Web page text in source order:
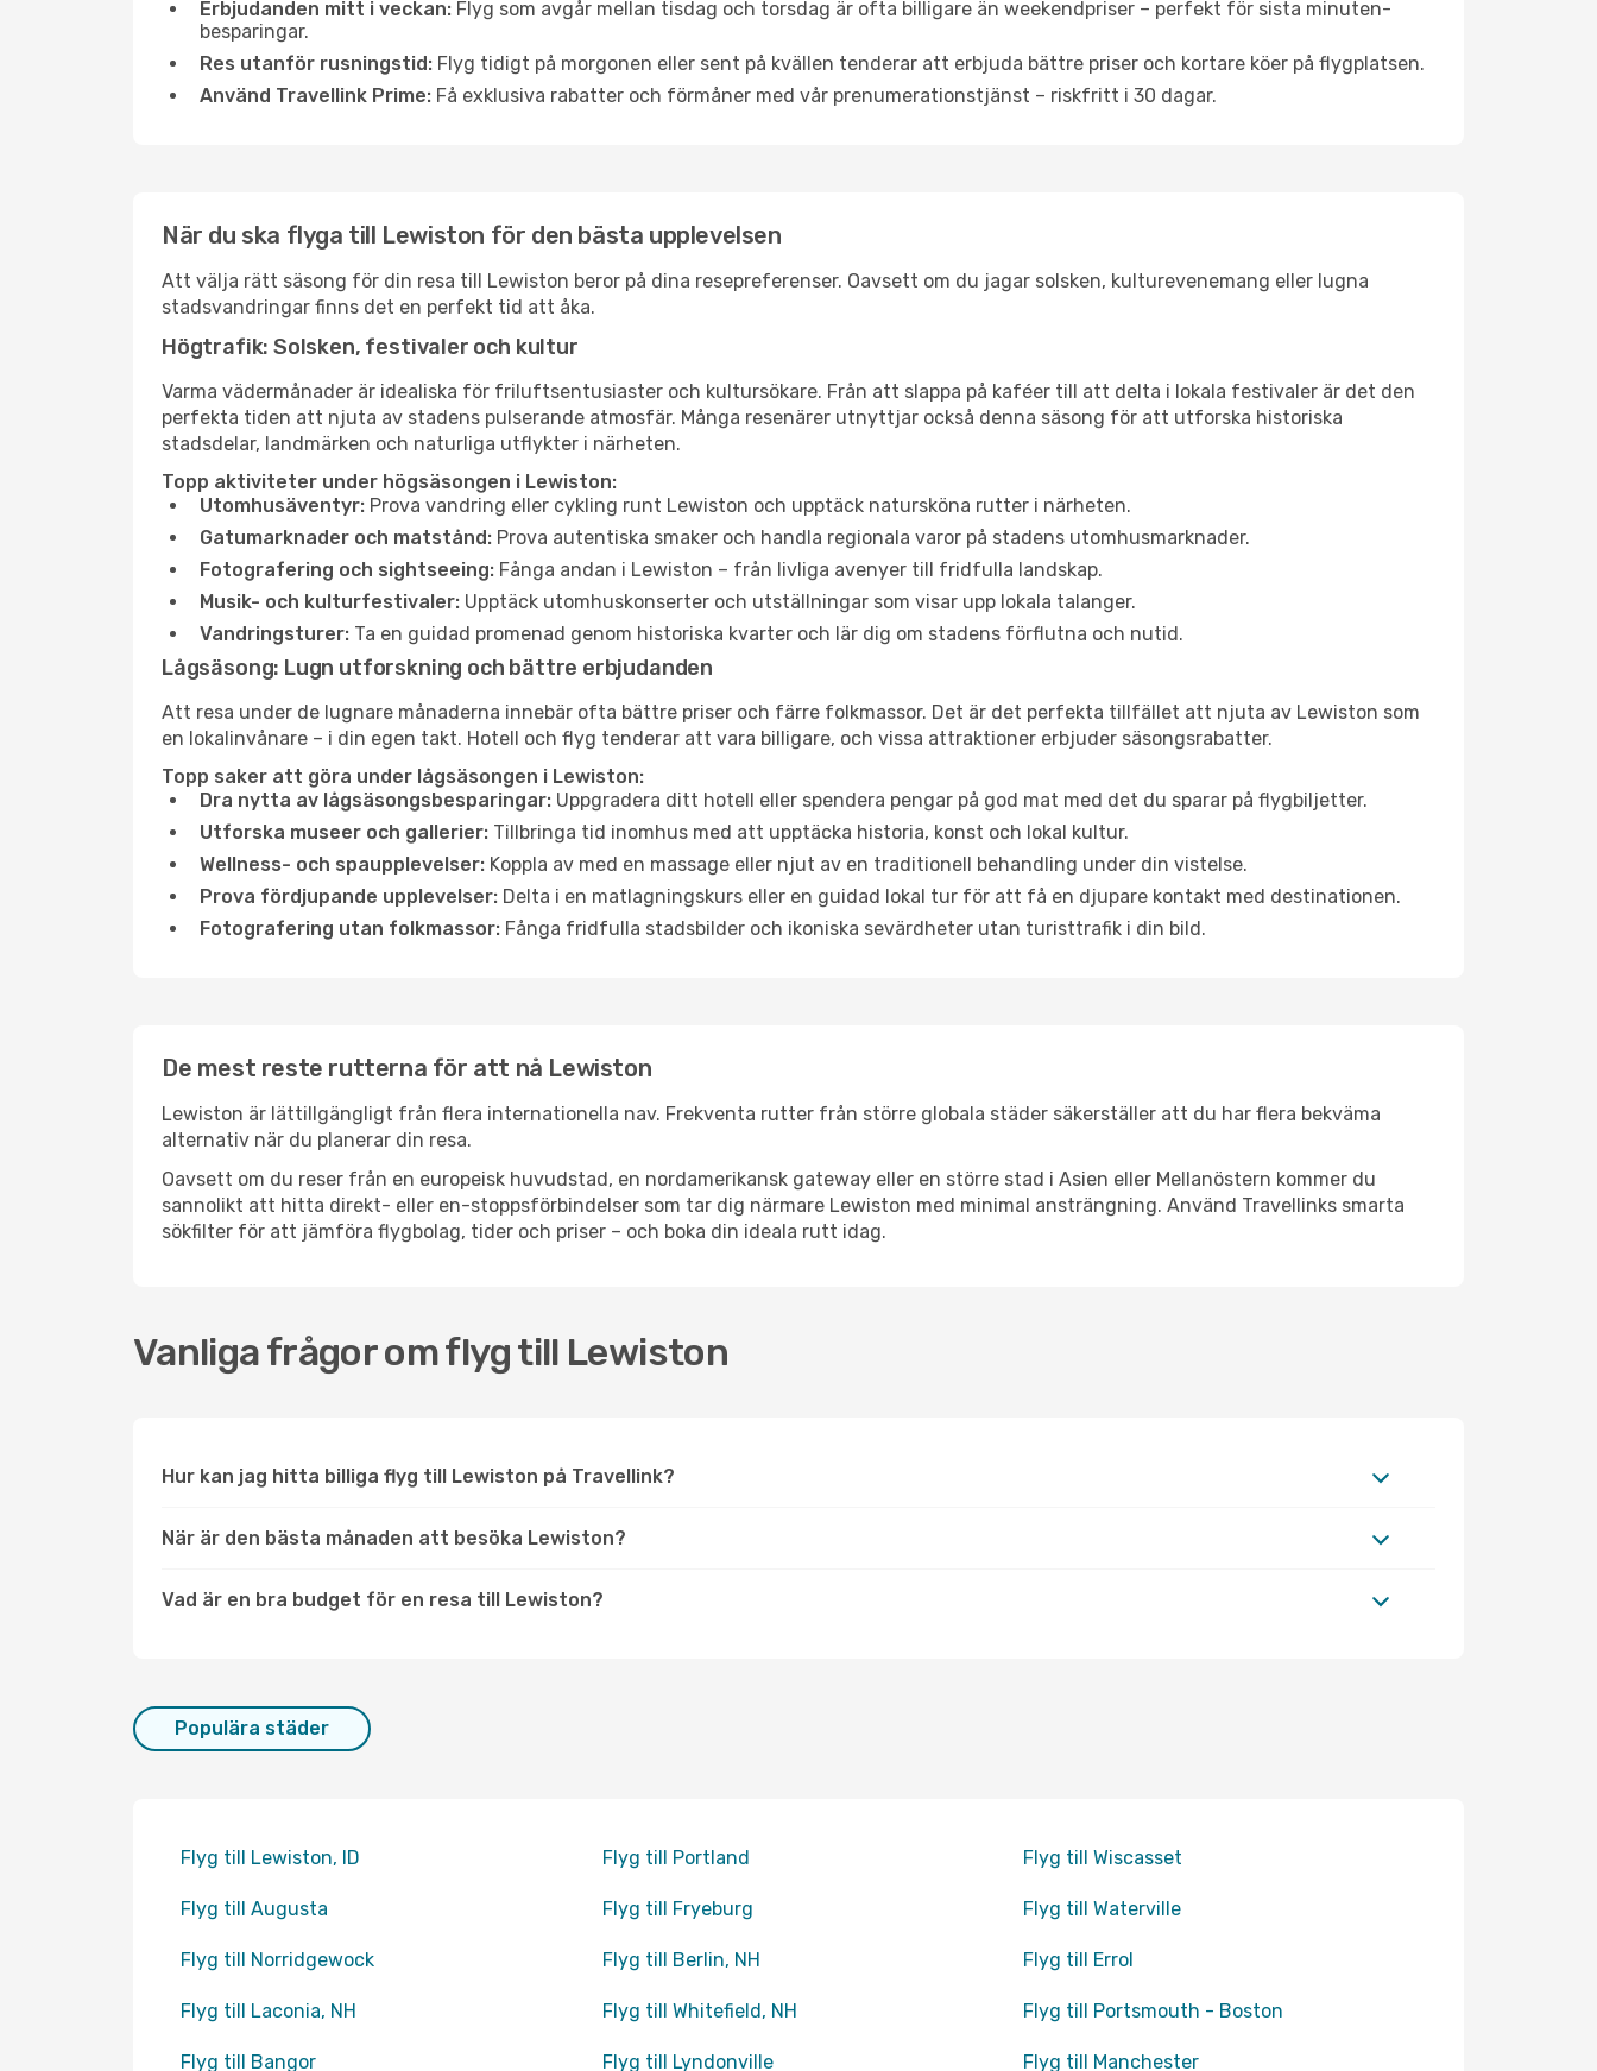
Erbjudanden mitt i veckan: Flyg som avgår mellan tisdag och torsdag är ofta billigare än weekendpriser – perfekt för sista minuten-
besparingar.
Res utanför rusningstid: Flyg tidigt på morgonen eller sent på kvällen tenderar att erbjuda bättre priser och kortare köer på flygplatsen.
Använd Travellink Prime: Få exklusiva rabatter och förmåner med vår prenumerationstjänst – riskfritt i 30 dagar.
När du ska flyga till Lewiston för den bästa upplevelsen
Att välja rätt säsong för din resa till Lewiston beror på dina resepreferenser. Oavsett om du jagar solsken, kulturevenemang eller lugna
stadsvandringar finns det en perfekt tid att åka.
Högtrafik: Solsken, festivaler och kultur
Varma vädermånader är idealiska för friluftsentusiaster och kultursökare. Från att slappa på kaféer till att delta i lokala festivaler är det den
perfekta tiden att njuta av stadens pulserande atmosfär. Många resenärer utnyttjar också denna säsong för att utforska historiska
stadsdelar, landmärken och naturliga utflykter i närheten.
Topp aktiviteter under högsäsongen i Lewiston:
Utomhusäventyr: Prova vandring eller cykling runt Lewiston och upptäck natursköna rutter i närheten.
Gatumarknader och matstånd: Prova autentiska smaker och handla regionala varor på stadens utomhusmarknader.
Fotografering och sightseeing: Fånga andan i Lewiston – från livliga avenyer till fridfulla landskap.
Musik- och kulturfestivaler: Upptäck utomhuskonserter och utställningar som visar upp lokala talanger.
Vandringsturer: Ta en guidad promenad genom historiska kvarter och lär dig om stadens förflutna och nutid.
Lågsäsong: Lugn utforskning och bättre erbjudanden
Att resa under de lugnare månaderna innebär ofta bättre priser och färre folkmassor. Det är det perfekta tillfället att njuta av Lewiston som
en lokalinvånare – i din egen takt. Hotell och flyg tenderar att vara billigare, och vissa attraktioner erbjuder säsongsrabatter.
Topp saker att göra under lågsäsongen i Lewiston:
Dra nytta av lågsäsongsbesparingar: Uppgradera ditt hotell eller spendera pengar på god mat med det du sparar på flygbiljetter.
Utforska museer och gallerier: Tillbringa tid inomhus med att upptäcka historia, konst och lokal kultur.
Wellness- och spaupplevelser: Koppla av med en massage eller njut av en traditionell behandling under din vistelse.
Prova fördjupande upplevelser: Delta i en matlagningskurs eller en guidad lokal tur för att få en djupare kontakt med destinationen.
Fotografering utan folkmassor: Fånga fridfulla stadsbilder och ikoniska sevärdheter utan turisttrafik i din bild.
De mest reste rutterna för att nå Lewiston
Lewiston är lättillgängligt från flera internationella nav. Frekventa rutter från större globala städer säkerställer att du har flera bekväma
alternativ när du planerar din resa.
Oavsett om du reser från en europeisk huvudstad, en nordamerikansk gateway eller en större stad i Asien eller Mellanöstern kommer du
sannolikt att hitta direkt- eller en-stoppsförbindelser som tar dig närmare Lewiston med minimal ansträngning. Använd Travellinks smarta
sökfilter för att jämföra flygbolag, tider och priser – och boka din ideala rutt idag.
Vanliga frågor om flyg till Lewiston
Hur kan jag hitta billiga flyg till Lewiston på Travellink?
När är den bästa månaden att besöka Lewiston?
Vad är en bra budget för en resa till Lewiston?
Populära städer
Flyg till Lewiston, ID Flyg till Portland Flyg till Wiscasset
Flyg till Augusta Flyg till Fryeburg Flyg till Waterville
Flyg till Norridgewock Flyg till Berlin, NH Flyg till Errol
Flyg till Laconia, NH Flyg till Whitefield, NH Flyg till Portsmouth - Boston
Flyg till Bangor Flyg till Lyndonville Flyg till Manchester